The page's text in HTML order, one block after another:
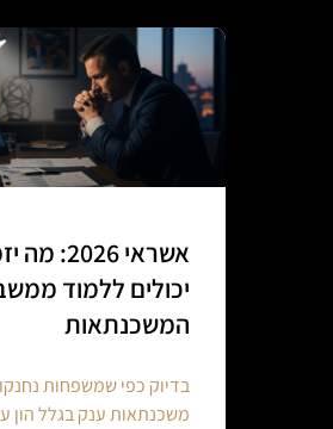
אשראי 2026:
יכולים ללמוד
המשכנתאות
בדיוק כפי שמשפחות
משכנתאות ענק בגלל הון